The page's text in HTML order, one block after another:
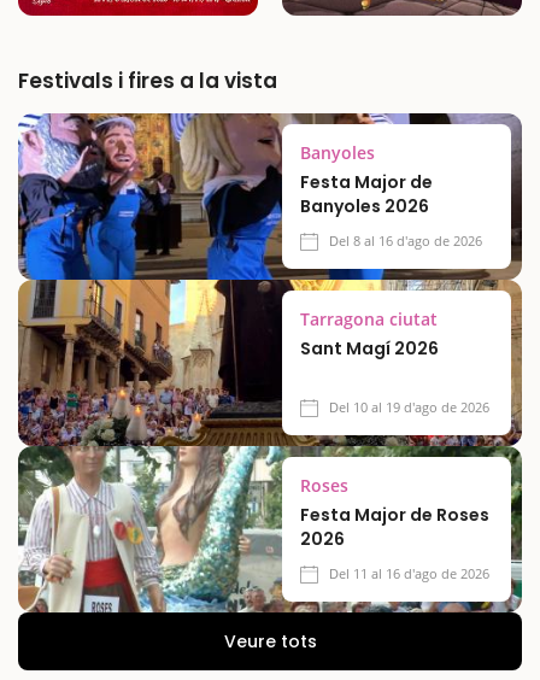
Festivals i fires a la vista
Banyoles
Festa Major de
Banyoles 2026
Del 8 al 16 d'ago de 2026
Tarragona ciutat
Sant Magí 2026
Del 10 al 19 d'ago de 2026
Roses
Festa Major de Roses
2026
Del 11 al 16 d'ago de 2026
Veure tots